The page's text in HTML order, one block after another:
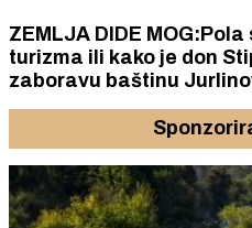
ZEMLJA DIDE
turizma ili kako je don Stipe Perkov oteo
zaboravu baštinu